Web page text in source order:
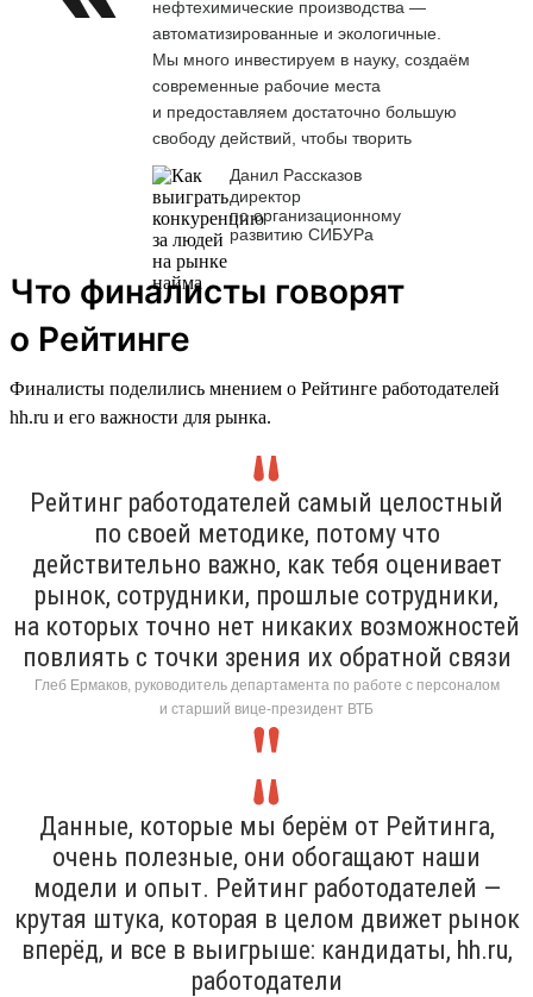
нефтехимические производства —
автоматизированные и экологичные.
Мы много инвестируем в науку, создаём
современные рабочие места
и предоставляем достаточно большую
свободу действий, чтобы творить
Данил Рассказов
директор
по организационному
развитию СИБУРа
Что финалисты говорят
о Рейтинге
Финалисты поделились мнением о Рейтинге работодателей
hh.ru и его важности для рынка.
Рейтинг работодателей самый целостный
по своей методике, потому что
действительно важно, как тебя оценивает
рынок, сотрудники, прошлые сотрудники,
на которых точно нет никаких возможностей
повлиять с точки зрения их обратной связи
Глеб Ермаков, руководитель департамента по работе с персоналом
и старший вице-президент ВТБ
Данные, которые мы берём от Рейтинга,
очень полезные, они обогащают наши
модели и опыт. Рейтинг работодателей —
крутая штука, которая в целом движет рынок
вперёд, и все в выигрыше: кандидаты, hh.ru,
работодатели